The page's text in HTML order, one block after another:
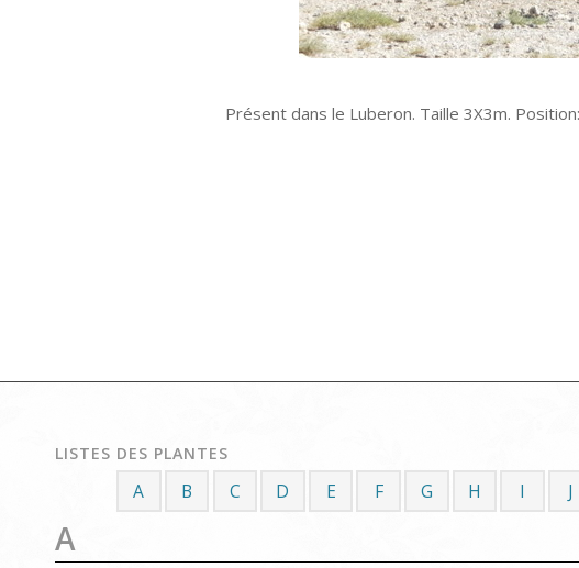
Présent dans le Luberon. Taille 3X3m.
LISTES DES PLANTES
A B C D E F G H I J
A